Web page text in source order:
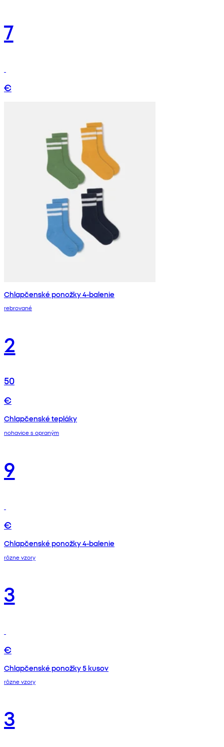
7
€
Chlapčenské ponožky 4-balenie
rebrované
2
50
€
Chlapčenské tepláky
nohavice s opraným
9
€
Chlapčenské ponožky 4-balenie
rôzne vzory
3
€
Chlapčenské ponožky 5 kusov
rôzne vzory
3